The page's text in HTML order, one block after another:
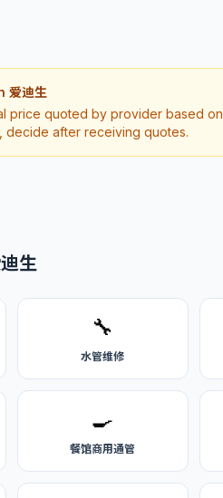
爱迪生
price quoted by provider based on
decide after receiving quotes.
生
🔧
水管维修
🍳
餐馆商用通管